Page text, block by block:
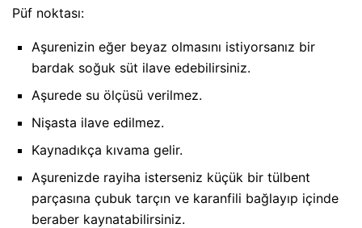
Püf noktası:
Aşurenizin eğer beyaz olmasını istiyorsanız bir
bardak soğuk süt ilave edebilirsiniz.
Aşurede su ölçüsü verilmez.
Nişasta ilave edilmez.
Kaynadıkça kıvama gelir.
Aşurenizde rayiha isterseniz küçük bir tülbent
parçasına çubuk tarçın ve karanfili bağlayıp içinde
beraber kaynatabilirsiniz.